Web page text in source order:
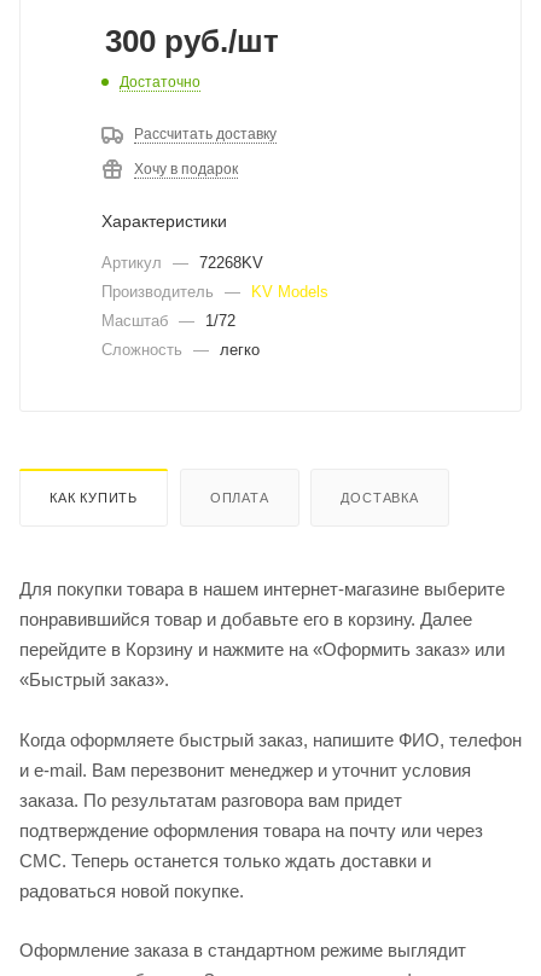
300 руб./шт
Достаточно
Рассчитать доставку
Хочу в подарок
Характеристики
Артикул — 72268KV
Производитель
—
KV Models
Масштаб —
1/72
Сложность
— легко
КАК КУПИТЬ ОПЛАТА ДОСТАВКА
Для покупки товара в нашем интернет-магазине выберите
понравившийся товар и добавьте его в корзину. Далее
перейдите в Корзину и нажмите на «Оформить заказ» или
«Быстрый заказ».
Когда оформляете быстрый заказ, напишите ФИО, телефон
и e-mail. Вам перезвонит менеджер и уточнит условия
заказа. По результатам разговора вам придет
подтверждение оформления товара на почту или через
СМС. Теперь останется только ждать доставки и
радоваться новой покупке.
Оформление заказа в стандартном режиме выглядит